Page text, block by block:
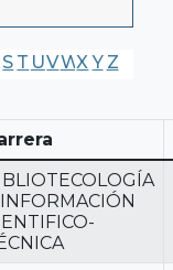
S T UVWX Y Z